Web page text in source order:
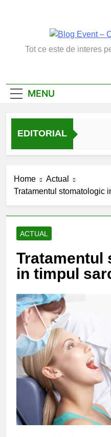
Blog
Tot ce este de interes
MENU
EDITORIAL
Home
Actual
Tratamentul stomatologic
ACTUAL
Tratamentul
in timpul